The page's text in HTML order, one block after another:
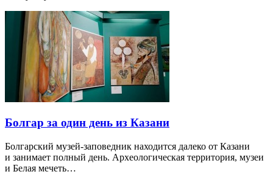
Болгар за один день из Казани
Болгарский музей-заповедник находится далеко от Казани
и занимает полный день. Археологическая территория, музеи
и Белая мечеть…